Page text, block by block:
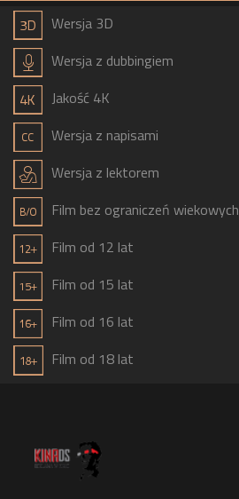
a
Wersja 3D
h Wersja z dubbingiem
b Jakość 4K
g Wersja z napisami
j
Wersja z lektorem
Film bez ograniczeń wiekowych
Film od 12 lat
Film od 15 lat
Film od 16 lat
Film od 18 lat